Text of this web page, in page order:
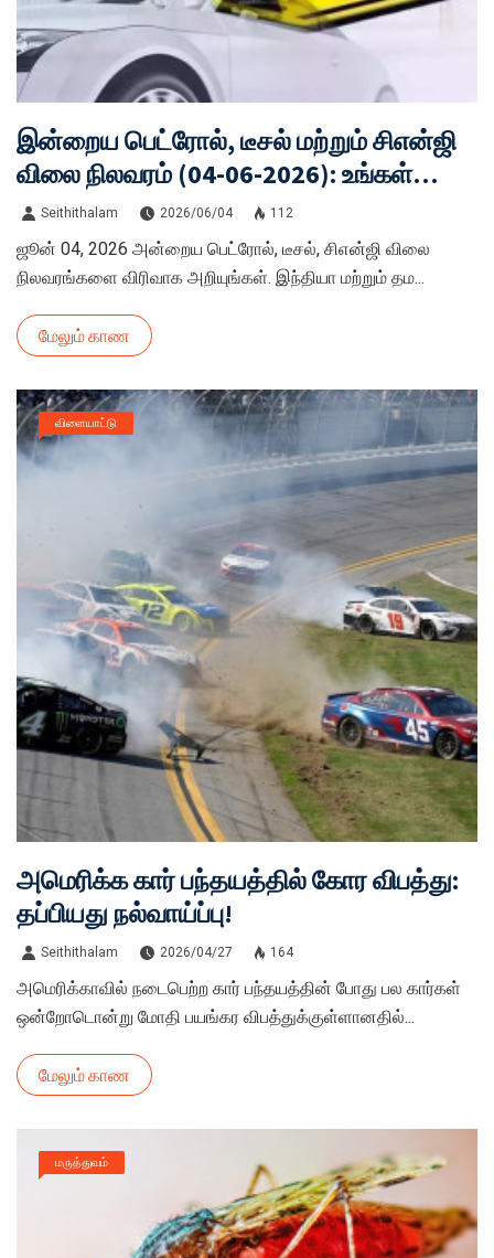
இன்றைய பெட்ரோல், டீசல் மற்றும் சிஎன்ஜி
விலை நிலவரம் (04-06-2026): உங்கள்
ஊரில் என்ன விலை?
Seithithalam 2026/06/04 112
ஜூன் 04, 2026 அன்றைய பெட்ரோல், டீசல், சிஎன்ஜி விலை
நிலவரங்களை விரிவாக அறியுங்கள். இந்தியா மற்றும் தம...
மேலும் காண
விளையாட்டு
அமெரிக்க கார் பந்தயத்தில் கோர விபத்து:
தப்பியது நல்வாய்ப்பு!
Seithithalam 2026/04/27 164
அமெரிக்காவில் நடைபெற்ற கார் பந்தயத்தின் போது பல கார்கள்
ஒன்றோடொன்று மோதி பயங்கர விபத்துக்குள்ளானதில்...
மேலும் காண
மருத்துவம்